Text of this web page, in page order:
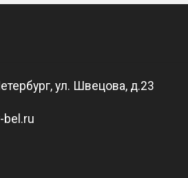
ул. Швецова, д.23
bel.ru